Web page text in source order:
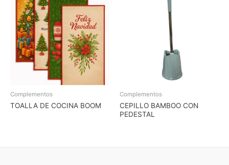
Complementos
TOALLA DE COCINA BOOM
Complementos
CEPILLO BAMBOO CON
PEDESTAL